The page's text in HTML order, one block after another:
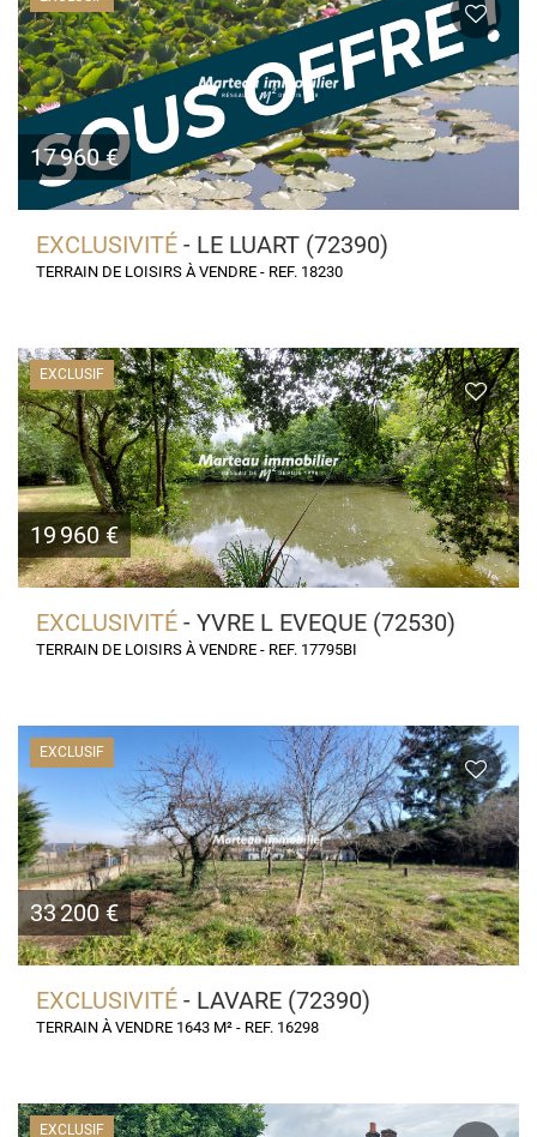
17 960 €
EXCLUSIVITÉ - LE LUART (72390)
TERRAIN DE LOISIRS À VENDRE - REF. 18230
EXCLUSIF
19 960 €
EXCLUSIVITÉ - YVRE L EVEQUE (72530)
TERRAIN DE LOISIRS À VENDRE - REF. 17795BI
EXCLUSIF
33 200 €
EXCLUSIVITÉ - LAVARE (72390)
TERRAIN À VENDRE 1643 M² - REF. 16298
EXCLUSIF